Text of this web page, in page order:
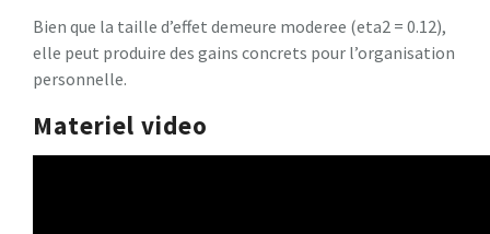
Bien que la taille d’effet demeure moderee (eta2 = 0.12),
elle peut produire des gains concrets pour l’organisation
personnelle.
Materiel video